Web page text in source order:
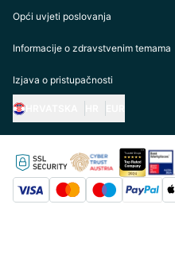
Opći uvjeti poslovanja
Informacije o zdravstvenim temama
Izjava o pristupačnosti
https://biogena.com/de-at
https://biogena.com/de-de
https://biogena.com/de-ch
https://biogena.com/it-it
https://biogena.com/ro-ro